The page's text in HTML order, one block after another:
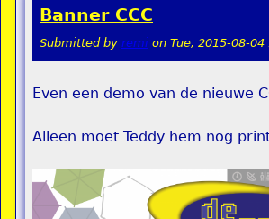
Banner CCC
Submitted by remi on Tue, 2015-08-04
Even een demo van de nieuwe
Alleen moet Teddy hem nog